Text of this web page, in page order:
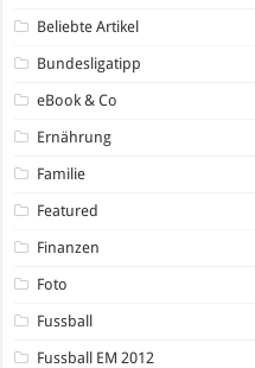
Beliebte Artikel
Bundesligatipp
eBook & Co
Ernährung
Familie
Featured
Finanzen
Foto
Fussball
Fussball EM 2012